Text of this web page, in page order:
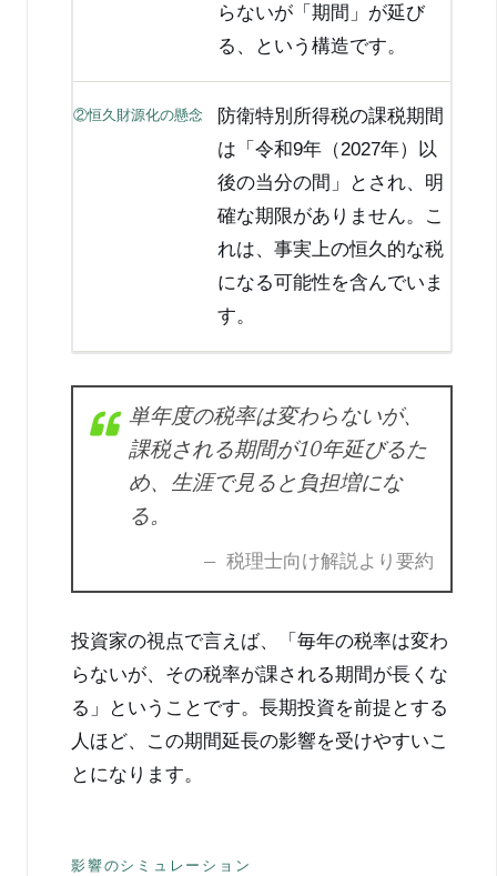
らないが「期間」が延び
る、という構造です。
②恒久財源化の懸念
防衛特別所得税の課税期間
は「令和9年（2027年）以
後の当分の間」とされ、明
確な期限がありません。こ
れは、事実上の恒久的な税
になる可能性を含んでいま
す。
単年度の税率は変わらないが、
課税される期間が10年延びるた
め、生涯で見ると負担増にな
る。
— 税理士向け解説より要約
投資家の視点で言えば、「毎年の税率は変わ
らないが、その税率が課される期間が長くな
る」ということです。長期投資を前提とする
人ほど、この期間延長の影響を受けやすいこ
とになります。
影響のシミュレーション